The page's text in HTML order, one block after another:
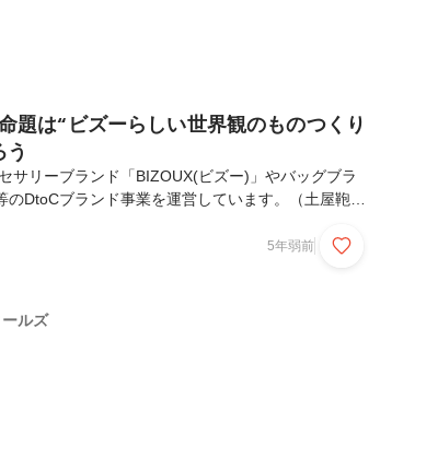
題は“ビズーらしい世界観のものつくり
サリーブランド「BIZOUX(ビズー)」やバッグブラ
DtoCブランド事業を運営しています。（土屋鞄製
を強化しており新しい社員が増えてきました。そ
てみました！今回紹介するのは、ジュエリー事業部
5年弱前
ルズ